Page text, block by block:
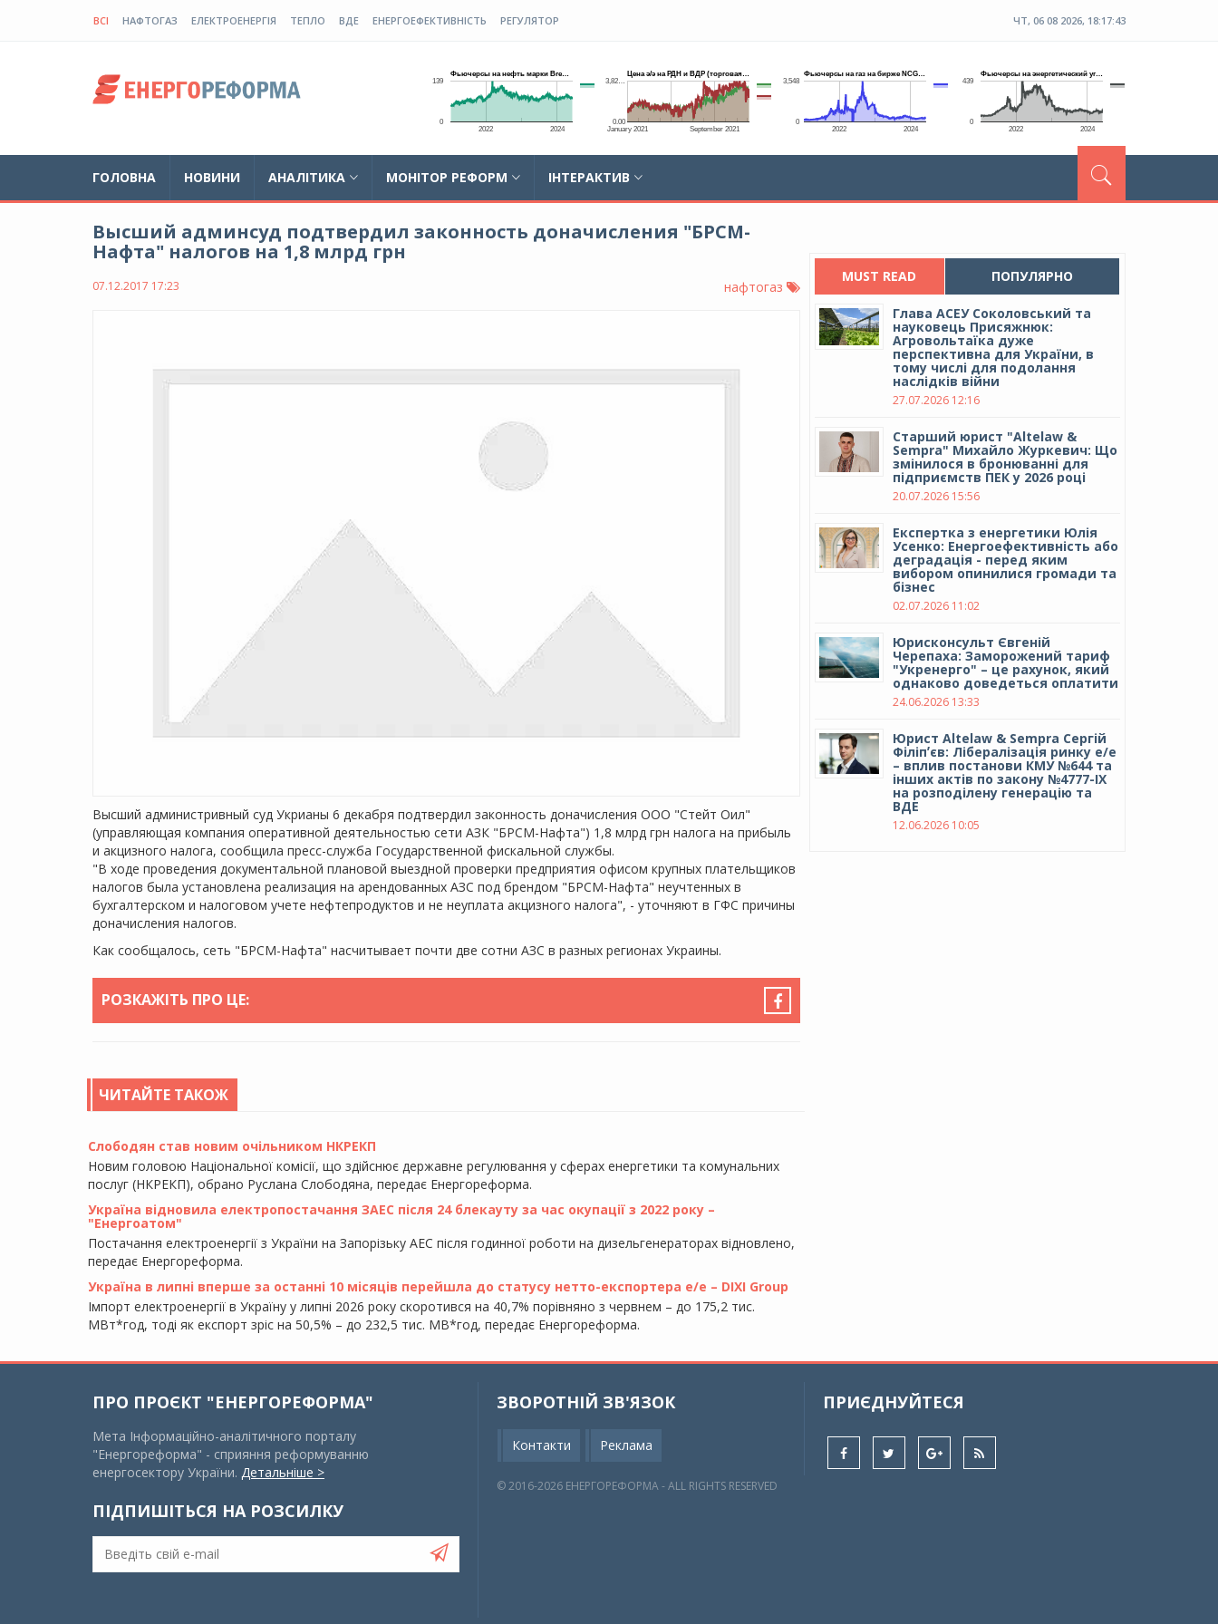
ВСІ НАФТОГАЗ ЕЛЕКТРОЕНЕРГІЯ ТЕПЛО ВДЕ ЕНЕРГОЕФЕКТИВНІСТЬ РЕГУЛЯТОР ЧТ, 06 08 2026, 18:17:44
ГОЛОВНА НОВИНИ АНАЛІТИКА МОНІТОР РЕФОРМ ІНТЕРАКТИВ
Высший админсуд подтвердил законность доначисления "БРСМ-
Нафта" налогов на 1,8 млрд грн
07.12.2017 17:23 нафтогаз
Высший администривный суд Укрианы 6 декабря подтвердил законность доначисления ООО "Стейт Оил"
(управляющая компания оперативной деятельностью сети АЗК "БРСМ-Нафта") 1,8 млрд грн налога на прибыль
и акцизного налога, сообщила пресс-служба Государственной фискальной службы.
"В ходе проведения документальной плановой выездной проверки предприятия офисом крупных плательщиков
налогов была установлена реализация на арендованных АЗС под брендом "БРСМ-Нафта" неучтенных в
бухгалтерском и налоговом учете нефтепродуктов и не неуплата акцизного налога", - уточняют в ГФС причины
доначисления налогов.
Как сообщалось, сеть "БРСМ-Нафта" насчитывает почти две сотни АЗС в разных регионах Украины.
РОЗКАЖІТЬ ПРО ЦЕ:
ЧИТАЙТЕ ТАКОЖ
Слободян став новим очільником НКРЕКП
Новим головою Національної комісії, що здійснює державне регулювання у сферах енергетики та комунальних
послуг (НКРЕКП), обрано Руслана Слободяна, передає Енергореформа.
Україна відновила електропостачання ЗАЕС після 24 блекауту за час окупації з 2022 року –
"Енергоатом"
Постачання електроенергії з України на Запорізьку АЕС після годинної роботи на дизельгенераторах відновлено,
передає Енергореформа.
Україна в липні вперше за останні 10 місяців перейшла до статусу нетто-експортера е/е – DIXI Group
Імпорт електроенергії в Україну у липні 2026 року скоротився на 40,7% порівняно з червнем – до 175,2 тис.
МВт*год, тоді як експорт зріс на 50,5% – до 232,5 тис. МВ*год, передає Енергореформа.
MUST READ ПОПУЛЯРНО
Глава АСЕУ Соколовський та
науковець Присяжнюк:
Агровольтаїка дуже
перспективна для України, в
тому числі для подолання
наслідків війни
27.07.2026 12:16
Cтарший юрист "Altelaw &
Sempra" Михайло Журкевич: Що
змінилося в бронюванні для
підприємств ПЕК у 2026 році
20.07.2026 15:56
Експертка з енергетики Юлія
Усенко: Енергоефективність або
деградація - перед яким
вибором опинилися громади та
бізнес
02.07.2026 11:02
Юрисконсульт Євгеній
Черепаха: Заморожений тариф
"Укренерго" – це рахунок, який
однаково доведеться оплатити
24.06.2026 13:33
Юрист Altelaw & Sempra Сергій
Філіпʼєв: Лібералізація ринку е/е
– вплив постанови КМУ №644 та
інших актів по закону №4777-IX
на розподілену генерацію та
ВДЕ
12.06.2026 10:05
ПРО ПРОЄКТ "ЕНЕРГОРЕФОРМА"
Мета Інформаційно-аналітичного порталу
"Енергореформа" - сприяння реформуванню
енергосектору України. Детальніше >
ПІДПИШІТЬСЯ НА РОЗСИЛКУ
ЗВОРОТНІЙ ЗВ'ЯЗОК
Контакти Реклама
ПРИЄДНУЙТЕСЯ
© 2016-2026 EНЕРГОРЕФОРМА - ALL RIGHTS RESERVED